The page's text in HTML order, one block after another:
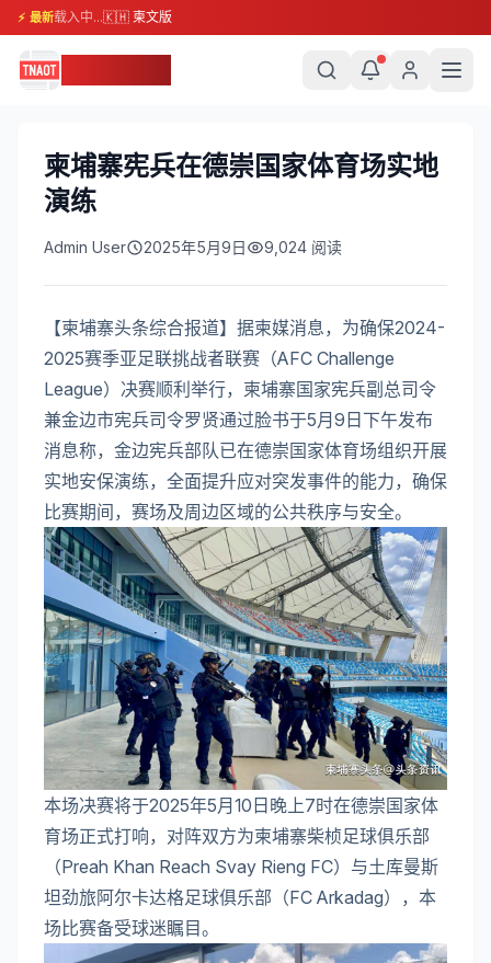
⚡ 最新载入中...🇰🇭 柬文版
柬埔寨宪兵在德崇国家体育场实地
演练
Admin User 2025年5月9日 9,024 阅读
【柬埔寨头条综合报道】据柬媒消息，为确保2024-
2025赛季亚足联挑战者联赛（AFC Challenge
League）决赛顺利举行，柬埔寨国家宪兵副总司令
兼金边市宪兵司令罗贤通过脸书于5月9日下午发布
消息称，金边宪兵部队已在德崇国家体育场组织开展
实地安保演练，全面提升应对突发事件的能力，确保
比赛期间，赛场及周边区域的公共秩序与安全。
本场决赛将于2025年5月10日晚上7时在德崇国家体
育场正式打响，对阵双方为柬埔寨柴桢足球俱乐部
（Preah Khan Reach Svay Rieng FC）与土库曼斯
坦劲旅阿尔卡达格足球俱乐部（FC Arkadag），本
场比赛备受球迷瞩目。